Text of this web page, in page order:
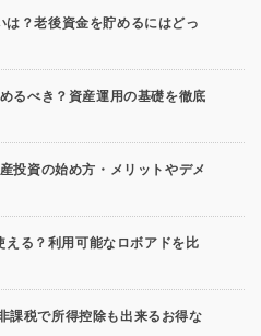
？老後資金を貯めるにはどっ
るべき？資産運用の基礎を徹底
投資の始め方・メリットやデメ
る？利用可能なロボアドを比
課税で所得控除も出来るお得な